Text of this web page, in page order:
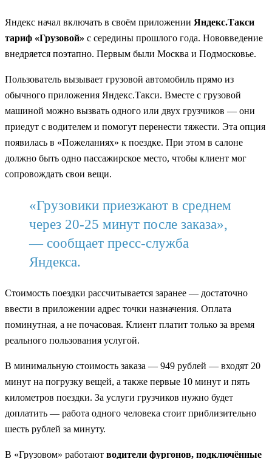
Яндекс начал включать в своём приложении Яндекс.Такси
тариф «Грузовой» с середины прошлого года. Нововведение
внедряется поэтапно. Первым были Москва и Подмосковье.
Пользователь вызывает грузовой автомобиль прямо из
обычного приложения Яндекс.Такси. Вместе с грузовой
машиной можно вызвать одного или двух грузчиков — они
приедут с водителем и помогут перенести тяжести. Эта опция
появилась в «Пожеланиях» к поездке. При этом в салоне
должно быть одно пассажирское место, чтобы клиент мог
сопровождать свои вещи.
«Грузовики приезжают в среднем
через 20-25 минут после заказа»,
— сообщает пресс-служба
Яндекса.
Стоимость поездки рассчитывается заранее — достаточно
ввести в приложении адрес точки назначения. Оплата
поминутная, а не почасовая. Клиент платит только за время
реального пользования услугой.
В минимальную стоимость заказа — 949 рублей — входят 20
минут на погрузку вещей, а также первые 10 минут и пять
километров поездки. За услуги грузчиков нужно будет
доплатить — работа одного человека стоит приблизительно
шесть рублей за минуту.
В «Грузовом» работают водители фургонов, подключённые